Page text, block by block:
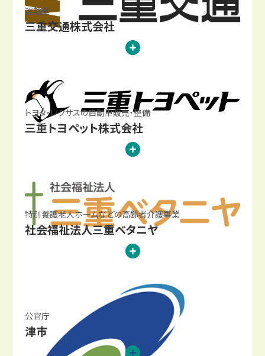
運輸業
三重交通株式会社
トヨタ・レクサスの自動車販売・整備
三重トヨペット株式会社
特別養護老人ホームなどの高齢者介護事業
社会福祉法人三重ベタニヤ
公官庁
津市